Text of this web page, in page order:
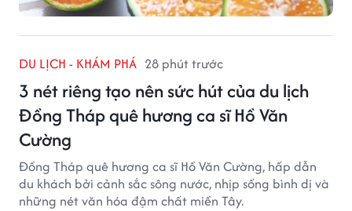
DU LỊCH - KHÁM PHÁ 28 phút trước
3 nét riêng tạo nên sức hút của du lịch
Đồng Tháp quê hương ca sĩ Hồ Văn
Cường
Đồng Tháp quê hương ca sĩ Hồ Văn Cường, hấp dẫn
du khách bởi cảnh sắc sông nước, nhịp sống bình dị và
những nét văn hóa đậm chất miền Tây.